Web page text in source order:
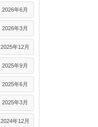
2026年6月
2026年3月
2025年12月
2025年9月
2025年6月
2025年3月
2024年12月